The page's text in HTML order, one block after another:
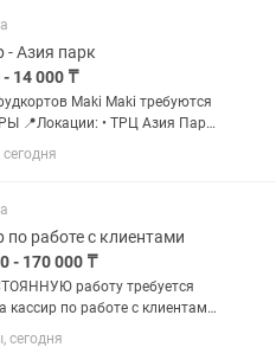
в 11 микр.
- Азия парк
- 14 000 ₸
Maki Maki требуются
📍Локации: • ТРЦ Азия Парк
21 👩 Требования:
19 до 25 лет СТУДЕНТОВ,
по работе с клиентами
- 170 000 ₸
работу требуется
кассир по работе с клиентами.
пользователь ПК, работа в
График 2/2 с 8-30 до 19-00.
сегодня